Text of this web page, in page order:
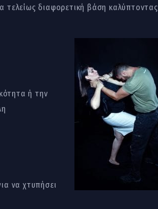
τελείως διαφορετική βάση καλύπτοντας
ή την
να χτυπήσει